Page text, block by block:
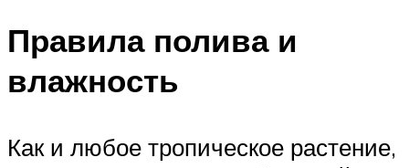
Правила полива и
влажность
Как и любое тропическое растение,